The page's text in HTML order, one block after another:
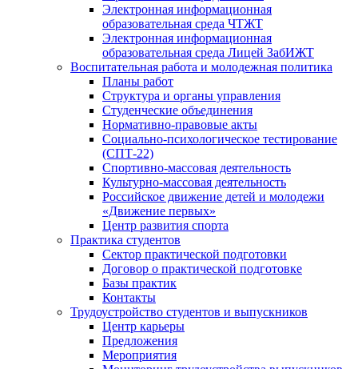
Электронная информационная
образовательная среда ЧТЖТ
Электронная информационная
образовательная среда Лицей ЗабИЖТ
Воспитательная работа и молодежная политика
Планы работ
Структура и органы управления
Студенческие объединения
Нормативно-правовые акты
Социально-психологическое тестирование
(СПТ-22)
Спортивно-массовая деятельность
Культурно-массовая деятельность
Российское движение детей и молодежи
«Движение первых»
Центр развития спорта
Практика студентов
Сектор практической подготовки
Договор о практической подготовке
Базы практик
Контакты
Трудоустройство студентов и выпускников
Центр карьеры
Предложения
Мероприятия